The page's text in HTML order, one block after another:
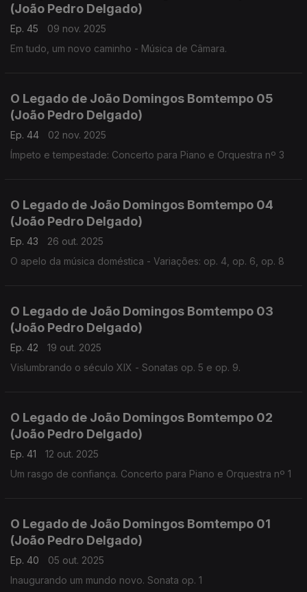
(João Pedro Delgado)
Ep. 45
09 nov. 2025
Em tudo, um novo caminho - Música de Câmara.
O Legado de João Domingos Bomtempo 05
(João Pedro Delgado)
Ep. 44
02 nov. 2025
Ímpeto e tempestade: Concerto para Piano e Orquestra nº 3
O Legado de João Domingos Bomtempo 04
(João Pedro Delgado)
Ep. 43
26 out. 2025
O apelo da música doméstica - Variações: op. 4, op. 6, op. 8
O Legado de João Domingos Bomtempo 03
(João Pedro Delgado)
Ep. 42
19 out. 2025
Vislumbrando o século XIX - Sonatas op. 5 e op. 9.
O Legado de João Domingos Bomtempo 02
(João Pedro Delgado)
Ep. 41
12 out. 2025
Um rasgo de confiança. Concerto para Piano e Orquestra nº 1
O Legado de João Domingos Bomtempo 01
(João Pedro Delgado)
Ep. 40
05 out. 2025
Inaugurando um mundo novo. Sonata op. 1